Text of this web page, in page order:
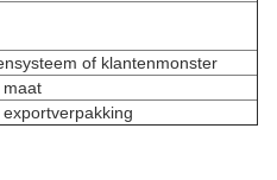
of klantenmonster